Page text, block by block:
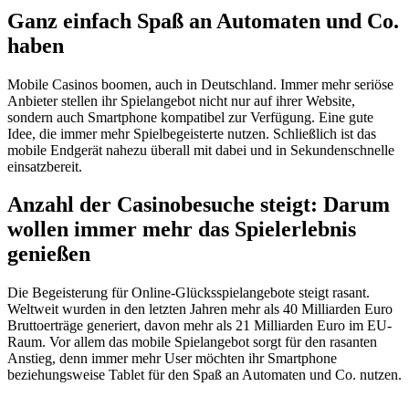
Ganz einfach Spaß an Automaten und Co.
haben
Mobile Casinos boomen, auch in Deutschland. Immer mehr seriöse
Anbieter stellen ihr Spielangebot nicht nur auf ihrer Website,
sondern auch Smartphone kompatibel zur Verfügung. Eine gute
Idee, die immer mehr Spielbegeisterte nutzen. Schließlich ist das
mobile Endgerät nahezu überall mit dabei und in Sekundenschnelle
einsatzbereit.
Anzahl der Casinobesuche steigt: Darum
wollen immer mehr das Spielerlebnis
genießen
Die Begeisterung für Online-Glücksspielangebote steigt rasant.
Weltweit wurden in den letzten Jahren mehr als 40 Milliarden Euro
Bruttoerträge generiert, davon mehr als 21 Milliarden Euro im EU-
Raum. Vor allem das mobile Spielangebot sorgt für den rasanten
Anstieg, denn immer mehr User möchten ihr Smartphone
beziehungsweise Tablet für den Spaß an Automaten und Co. nutzen.